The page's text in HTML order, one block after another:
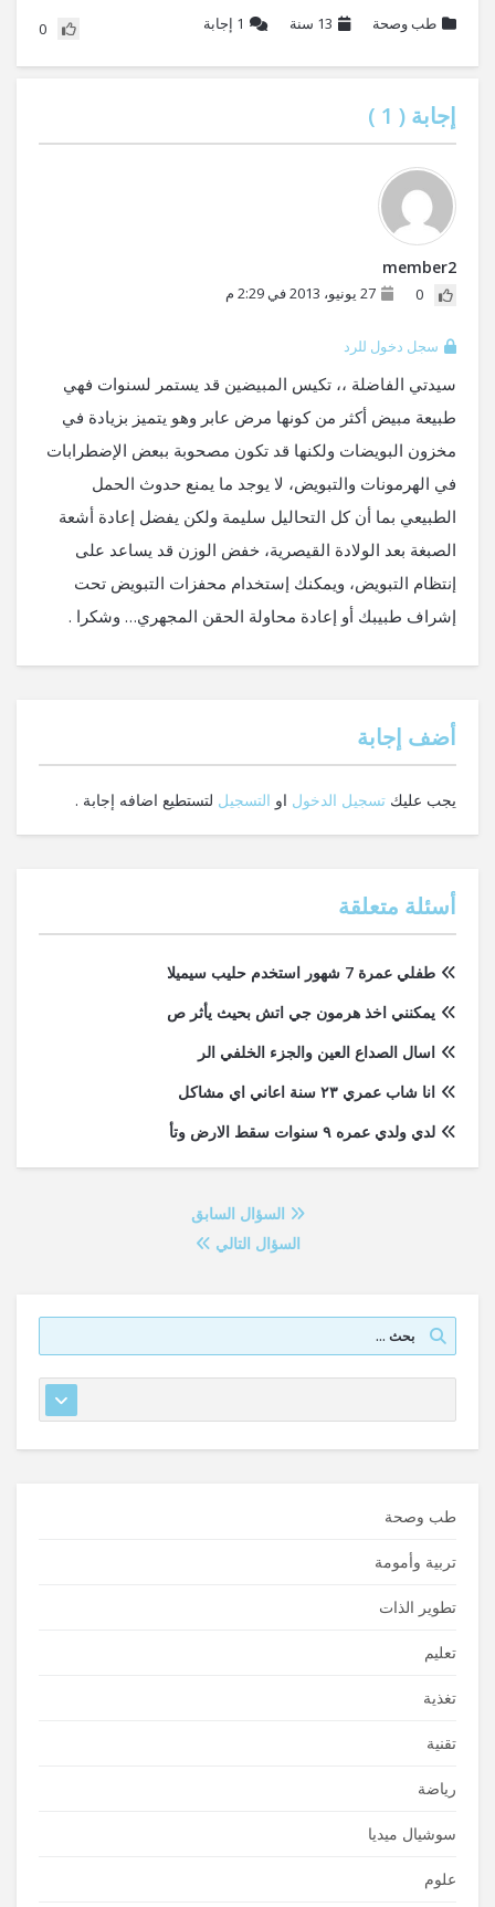
طب وصحة 13 سنة 1 إجابة 0
إجابة ( 1
)
member2
0 27 يونيو، 2013 في 2:29 م
سجل دخول للرد
سيدتي الفاضلة ،، تكيس المبيضين قد يستمر لسنوات فهي
طبيعة مبيض أكثر من كونها مرض عابر وهو يتميز بزيادة في
مخزون البويضات ولكنها قد تكون مصحوبة ببعض الإضطرابات
في الهرمونات والتبويض، لا يوجد ما يمنع حدوث الحمل
الطبيعي بما أن كل التحاليل سليمة ولكن يفضل إعادة أشعة
الصبغة بعد الولادة القيصرية، خفض الوزن قد يساعد على
إنتظام التبويض، ويمكنك إستخدام محفزات التبويض تحت
إشراف طبيبك أو إعادة محاولة الحقن المجهري… وشكرا .
‫أضف إجابة
يجب عليك تسجيل الدخول او التسجيل لتستطيع اضافه إجابة .
أسئلة متعلقة
طفلي عمرة 7 شهور استخدم حليب سيميلا
يمكنني اخذ هرمون جي اتش بحيث يأثر ص
اسال الصداع العين والجزء الخلفي الر
انا شاب عمري ٢٣ سنة اعاني اي مشاكل
لدي ولدي عمره ٩ سنوات سقط الارض وتأ
السؤال السابق
السؤال التالي
طب وصحة
تربية وأمومة
تطوير الذات
تعليم
تغذية
تقنية
رياضة
سوشيال ميديا
علوم